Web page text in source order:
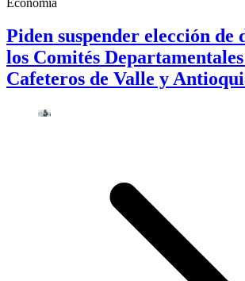
Piden suspender elección de
los Comités
Cafeteros de Valle y